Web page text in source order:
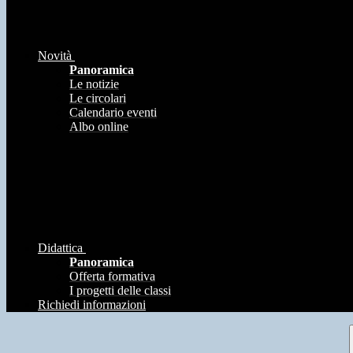
Novità
Panoramica
Le notizie
Le circolari
Calendario eventi
Albo online
Didattica
Panoramica
Offerta formativa
I progetti delle classi
Richiedi informazioni